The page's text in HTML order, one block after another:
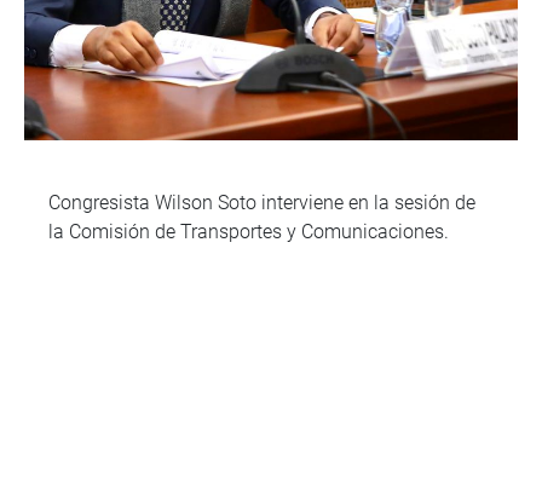
Congresista Wilson Soto interviene en la sesión de
la Comisión de Transportes y Comunicaciones.